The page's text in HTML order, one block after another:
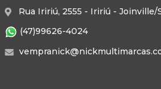
Rua Iririú, 2555 - Iririú - Joinville/
(47)99626-4024